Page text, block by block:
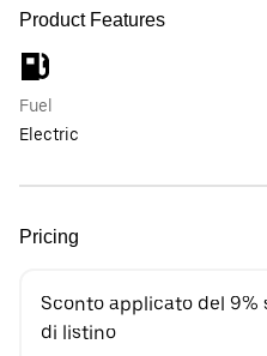
Product Features
Fuel
Electric
Pricing
Sconto applicato del 9%
di listino